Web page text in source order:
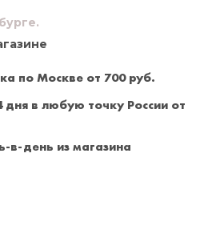
по Москве от 700 руб.
дня в любую точку России от
в-день из магазина